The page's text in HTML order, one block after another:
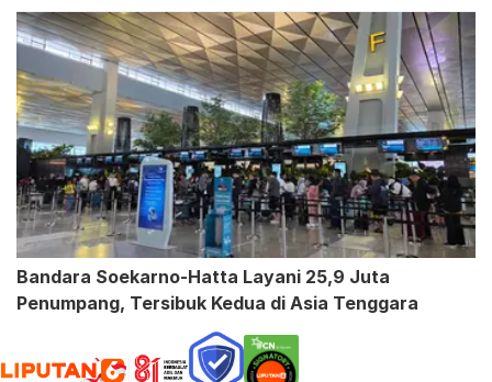
Bandara Soekarno-Hatta Layani 25,9 Juta
Penumpang, Tersibuk Kedua di Asia Tenggara